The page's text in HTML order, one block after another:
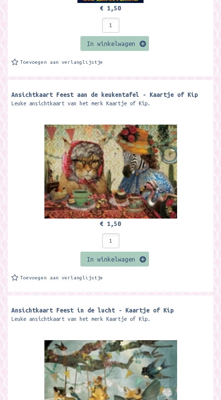
€ 1,50
In winkelwagen
Toevoegen aan verlanglijstje
Ansichtkaart Feest aan de keukentafel - Kaartje of Kip
Leuke ansichtkaart van het merk Kaartje of Kip.
€ 1,50
In winkelwagen
Toevoegen aan verlanglijstje
Ansichtkaart Feest in de lucht - Kaartje of Kip
Leuke ansichtkaart van het merk Kaartje of Kip.